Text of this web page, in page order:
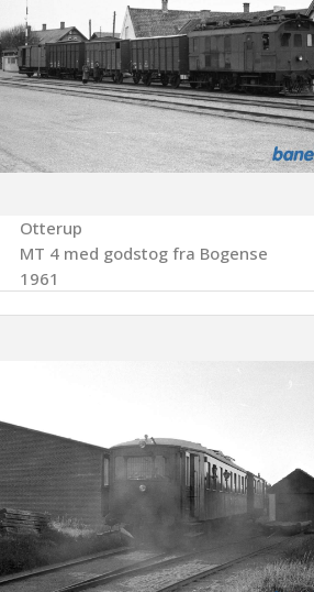
Otterup
MT 4 med godstog fra Bogense
1961